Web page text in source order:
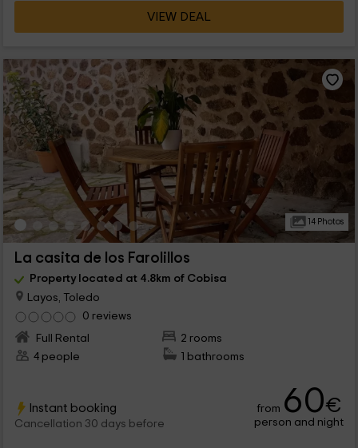
VIEW DEAL
14 Photos
La casita de los Farolillos
Property located at 4.8km of Cobisa
Layos, Toledo
0 reviews
Full Rental
2 rooms
4 people
1 bathrooms
Instant booking
Cancellation 30 days before
from 60€
person and night